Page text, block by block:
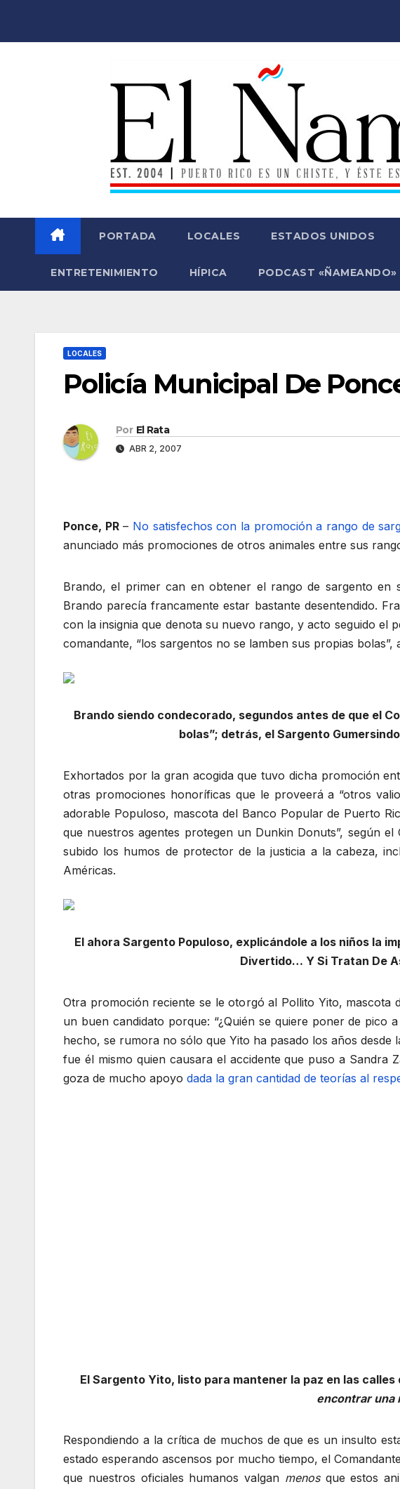
PORTADA LOCALES ESTADOS UNIDOS
ENTRETENIMIENTO HÍPICA PODCAST «ÑAMEANDO»
LOCALES
Policía Municipal De
Por El Rata
ABR 2, 2007
Ponce, PR– No satisfechos con la promoción a rango de
anunciado más promociones de otros animales entre sus
Brando, el primer can en obtener el rango de sargento en
Brando parecía francamente estar bastante desentendido.
con la insignia que denota su nuevo rango, y acto seguido el
comandante, “los sargentos no se lamben sus propias bolas”,
Brando siendo condecorado, segundos antes de que el
bolas”; detrás, el Sargento
Exhortados por la gran acogida que tuvo dicha promoción
otras promociones honoríficas que le proveerá a “otros
adorable Populoso, mascota del Banco Popular de Puerto
que nuestros agentes protegen un Dunkin Donuts”, según
subido los humos de protector de la justicia a la cabeza,
Américas.
El ahora Sargento Populoso, explicándole a los niños la
Divertido… Y Si Tratan De
Otra promoción reciente se le otorgó al Pollito Yito, mascota
un buen candidato porque: “¿Quién se quiere poner de pico
hecho, se rumora no sólo que Yito ha pasado los años
fue él mismo quien causara el accidente que puso a Sandra
goza de mucho apoyo dada la gran cantidad de teorías al
El Sargento Yito, listo para mantener la paz en las calles
encontrar una
Respondiendo a la crítica de muchos de que es un insulto
estado esperando ascensos por mucho tiempo, el
que nuestros oficiales humanos valgan menosque estos